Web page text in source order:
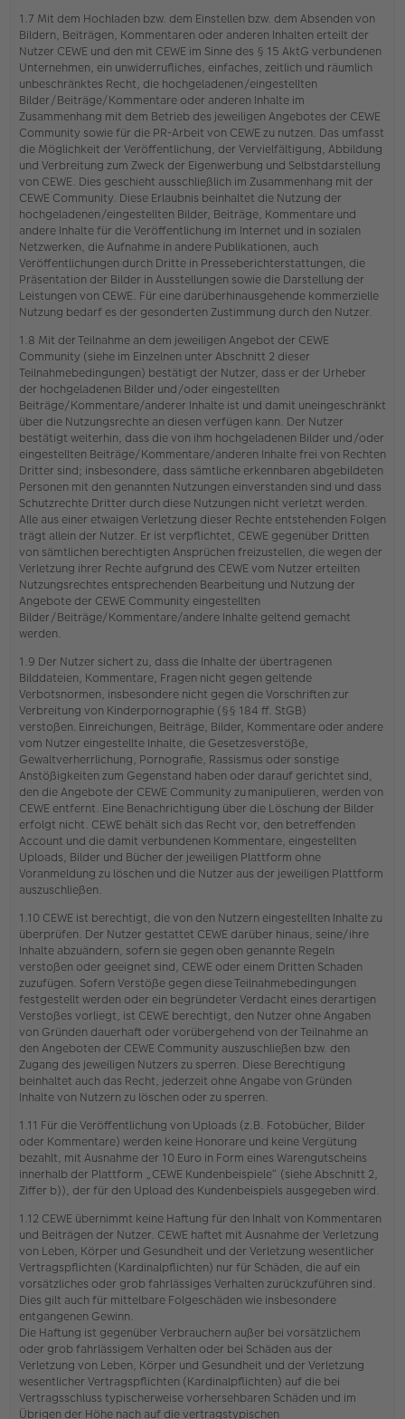
1.7 Mit dem Hochladen bzw. dem Einstellen bzw. dem Absenden von
Bildern, Beiträgen, Kommentaren oder anderen Inhalten erteilt der
Nutzer CEWE und den mit CEWE im Sinne des § 15 AktG verbundenen
Unternehmen, ein unwiderrufliches, einfaches, zeitlich und räumlich
unbeschränktes Recht, die hochgeladenen/eingestellten
Bilder/Beiträge/Kommentare oder anderen Inhalte im
Zusammenhang mit dem Betrieb des jeweiligen Angebotes der CEWE
Community sowie für die PR-Arbeit von CEWE zu nutzen. Das umfasst
die Möglichkeit der Veröffentlichung, der Vervielfältigung, Abbildung
und Verbreitung zum Zweck der Eigenwerbung und Selbstdarstellung
von CEWE. Dies geschieht ausschließlich im Zusammenhang mit der
CEWE Community. Diese Erlaubnis beinhaltet die Nutzung der
hochgeladenen/eingestellten Bilder, Beiträge, Kommentare und
andere Inhalte für die Veröffentlichung im Internet und in sozialen
Netzwerken, die Aufnahme in andere Publikationen, auch
Veröffentlichungen durch Dritte in Presseberichterstattungen, die
Präsentation der Bilder in Ausstellungen sowie die Darstellung der
Leistungen von CEWE. Für eine darüberhinausgehende kommerzielle
Nutzung bedarf es der gesonderten Zustimmung durch den Nutzer.
1.8 Mit der Teilnahme an dem jeweiligen Angebot der CEWE
Community (siehe im Einzelnen unter Abschnitt 2 dieser
Teilnahmebedingungen) bestätigt der Nutzer, dass er der Urheber
der hochgeladenen Bilder und/oder eingestellten
Beiträge/Kommentare/anderer Inhalte ist und damit uneingeschränkt
über die Nutzungsrechte an diesen verfügen kann. Der Nutzer
bestätigt weiterhin, dass die von ihm hochgeladenen Bilder und/oder
eingestellten Beiträge/Kommentare/anderen Inhalte frei von Rechten
Dritter sind; insbesondere, dass sämtliche erkennbaren abgebildeten
Personen mit den genannten Nutzungen einverstanden sind und dass
Schutzrechte Dritter durch diese Nutzungen nicht verletzt werden.
Alle aus einer etwaigen Verletzung dieser Rechte entstehenden Folgen
trägt allein der Nutzer. Er ist verpflichtet, CEWE gegenüber Dritten
von sämtlichen berechtigten Ansprüchen freizustellen, die wegen der
Verletzung ihrer Rechte aufgrund des CEWE vom Nutzer erteilten
Nutzungsrechtes entsprechenden Bearbeitung und Nutzung der
Angebote der CEWE Community eingestellten
Bilder/Beiträge/Kommentare/andere Inhalte geltend gemacht
werden.
1.9 Der Nutzer sichert zu, dass die Inhalte der übertragenen
Bilddateien, Kommentare, Fragen nicht gegen geltende
Verbotsnormen, insbesondere nicht gegen die Vorschriften zur
Verbreitung von Kinderpornographie (§§ 184 ff. StGB)
verstoßen. Einreichungen, Beiträge, Bilder, Kommentare oder andere
vom Nutzer eingestellte Inhalte, die Gesetzesverstöße,
Gewaltverherrlichung, Pornografie, Rassismus oder sonstige
Anstößigkeiten zum Gegenstand haben oder darauf gerichtet sind,
den die Angebote der CEWE Community zu manipulieren, werden von
CEWE entfernt. Eine Benachrichtigung über die Löschung der Bilder
erfolgt nicht. CEWE behält sich das Recht vor, den betreffenden
Account und die damit verbundenen Kommentare, eingestellten
Uploads, Bilder und Bücher der jeweiligen Plattform ohne
Voranmeldung zu löschen und die Nutzer aus der jeweiligen Plattform
auszuschließen.
1.10 CEWE ist berechtigt, die von den Nutzern eingestellten Inhalte zu
überprüfen. Der Nutzer gestattet CEWE darüber hinaus, seine/ihre
Inhalte abzuändern, sofern sie gegen oben genannte Regeln
verstoßen oder geeignet sind, CEWE oder einem Dritten Schaden
zuzufügen. Sofern Verstöße gegen diese Teilnahmebedingungen
festgestellt werden oder ein begründeter Verdacht eines derartigen
Verstoßes vorliegt, ist CEWE berechtigt, den Nutzer ohne Angaben
von Gründen dauerhaft oder vorübergehend von der Teilnahme an
den Angeboten der CEWE Community auszuschließen bzw. den
Zugang des jeweiligen Nutzers zu sperren. Diese Berechtigung
beinhaltet auch das Recht, jederzeit ohne Angabe von Gründen
Inhalte von Nutzern zu löschen oder zu sperren.
1.11 Für die Veröffentlichung von Uploads (z.B. Fotobücher, Bilder
oder Kommentare) werden keine Honorare und keine Vergütung
bezahlt, mit Ausnahme der 10 Euro in Form eines Warengutscheins
innerhalb der Plattform „CEWE Kundenbeispiele“ (siehe Abschnitt 2,
Ziffer b)), der für den Upload des Kundenbeispiels ausgegeben wird.
1.12 CEWE übernimmt keine Haftung für den Inhalt von Kommentaren
und Beiträgen der Nutzer. CEWE haftet mit Ausnahme der Verletzung
von Leben, Körper und Gesundheit und der Verletzung wesentlicher
Vertragspflichten (Kardinalpflichten) nur für Schäden, die auf ein
vorsätzliches oder grob fahrlässiges Verhalten zurückzuführen sind.
Dies gilt auch für mittelbare Folgeschäden wie insbesondere
entgangenen Gewinn.
Die Haftung ist gegenüber Verbrauchern außer bei vorsätzlichem
oder grob fahrlässigem Verhalten oder bei Schäden aus der
Verletzung von Leben, Körper und Gesundheit und der Verletzung
wesentlicher Vertragspflichten (Kardinalpflichten) auf die bei
Vertragsschluss typischerweise vorhersehbaren Schäden und im
Übrigen der Höhe nach auf die vertragstypischen